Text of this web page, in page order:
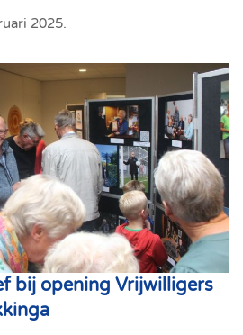
2025.
bij opening Vrijwilligers